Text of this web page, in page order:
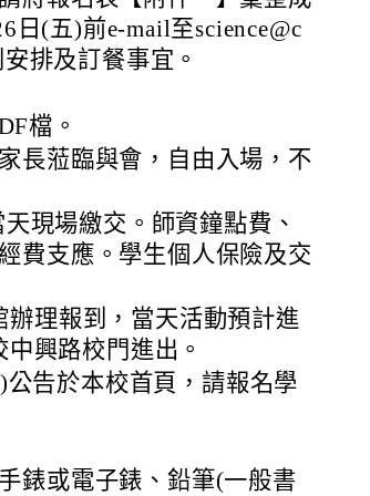
日(五)前e-mail至science@c
排及訂餐事宜。
檔。
長蒞臨與會，自由入場，不
現場繳交。師資鐘點費、
費支應。學生個人保險及交
理報到，當天活動預計進
興路校門進出。
告於本校首頁，請報名學
錶或電子錶、鉛筆(一般書